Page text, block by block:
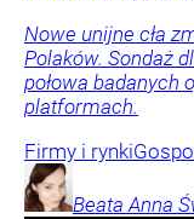
Nowe unijne cła
Polaków. Sondaż
połowa badanych
platformach.
Firmy i rynki
Beata Anna